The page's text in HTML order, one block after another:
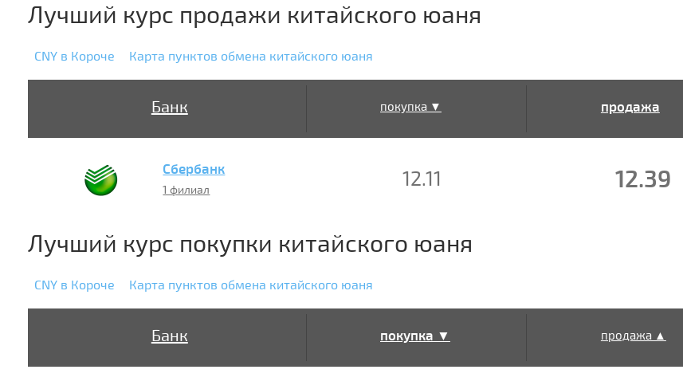
Лучший курс продажи китайского юаня
CNY в Короче Карта пунктов обмена китайского юаня
Банк покупка ▼ продажа
Сбербанк
1 филиал 12.11 12.39
Лучший курс покупки китайского юаня
CNY в Короче Карта пунктов обмена китайского юаня
Банк покупка ▼ продажа ▲